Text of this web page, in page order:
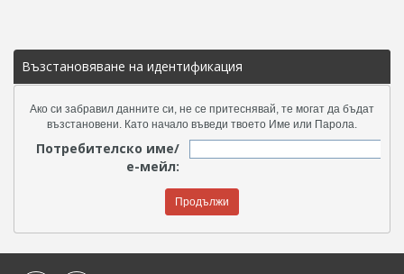
Възстановяване на идентификация
Ако си забравил данните си, не се притеснявай, те могат да бъдат
възстановени. Като начало въведи твоето Име или Парола.
Потребителско име/
е-мейл: